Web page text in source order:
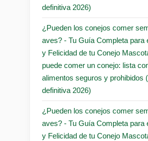
definitiva 2026)
¿Pueden los conejos comer
aves? - Tu Guía Completa para
y Felicidad de tu Conejo
puede comer un conejo: lista
alimentos seguros y prohibidos
definitiva 2026)
¿Pueden los conejos comer
aves? - Tu Guía Completa para
y Felicidad de tu Conejo